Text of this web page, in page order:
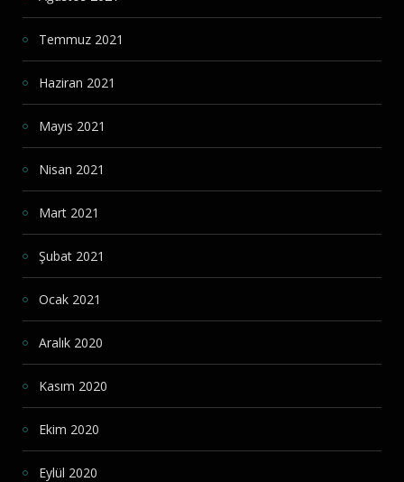
Temmuz 2021
Haziran 2021
Mayıs 2021
Nisan 2021
Mart 2021
Şubat 2021
Ocak 2021
Aralık 2020
Kasım 2020
Ekim 2020
Eylül 2020